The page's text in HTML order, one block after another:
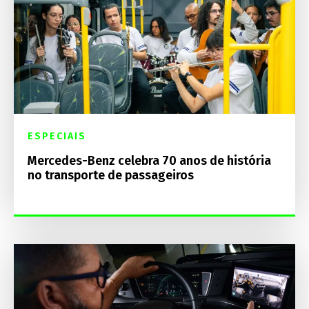
ESPECIAIS
Mercedes-Benz celebra 70 anos de história
no transporte de passageiros